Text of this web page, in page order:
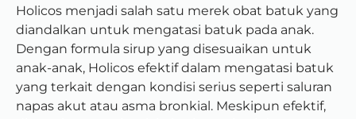
Holicos menjadi salah satu merek obat batuk yang
diandalkan untuk mengatasi batuk pada anak.
Dengan formula sirup yang disesuaikan untuk
anak-anak, Holicos efektif dalam mengatasi batuk
yang terkait dengan kondisi serius seperti saluran
napas akut atau asma bronkial. Meskipun efektif,